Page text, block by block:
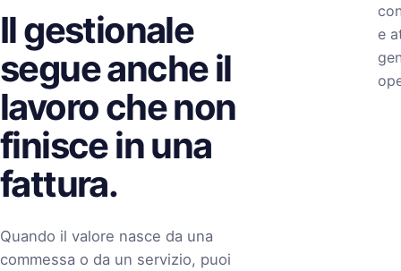
Il gestionale
segue anche il
lavoro che non
finisce in una
fattura.
Quando il valore nasce da una
commessa o da un servizio, puoi
e